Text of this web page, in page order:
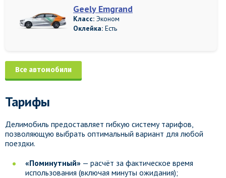
Geely Emgrand
Класс: Эконом
Оклейка: Есть
Все автомобили
Тарифы
Делимобиль предоставляет гибкую систему тарифов,
позволяющую выбрать оптимальный вариант для любой
поездки.
«Поминутный» — расчёт за фактическое время
использования (включая минуты ожидания);